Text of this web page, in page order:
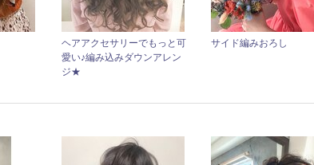
ヘアアクセサリーでもっと可
愛い♪編み込みダウンアレン
ジ★
サイド編みおろし